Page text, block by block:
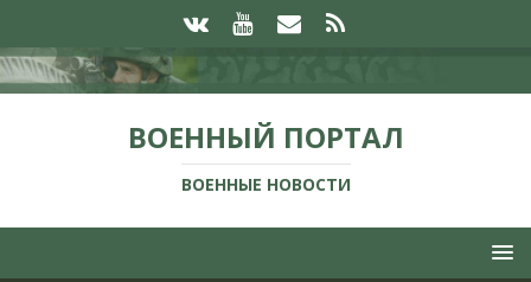
ВОЕННЫЙ ПОРТАЛ
ВОЕННЫЕ НОВОСТИ